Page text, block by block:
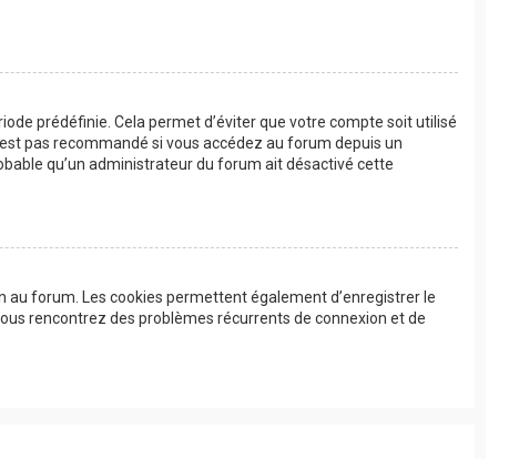
prédéfinie. Cela permet d’éviter que votre compte soit utilisé
pas recommandé si vous accédez au forum depuis un
qu’un administrateur du forum ait désactivé cette
forum. Les cookies permettent également d’enregistrer le
rencontrez des problèmes récurrents de connexion et de